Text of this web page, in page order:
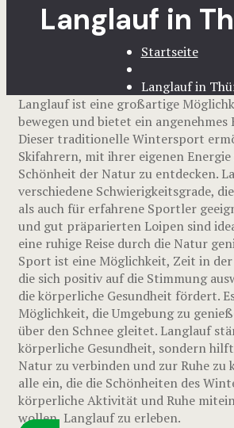
Langlauf in
Startseite
Langlauf in
Langlauf ist eine großartige
bewegen und bietet ein
Dieser traditionelle Wintersport
Skifahrern, mit ihrer eigenen
Schönheit der Natur zu entdecken.
verschiedene Schwierigkeitsgrade,
als auch für erfahrene Sportler
und gut präparierten Loipen sind
eine ruhige Reise durch die Natur
Sport ist eine Möglichkeit, Zeit in
die sich positiv auf die Stimmung
die körperliche Gesundheit fördert.
Möglichkeit, die Umgebung zu
über den Schnee gleitet. Langlauf
körperliche Gesundheit, sondern
Natur zu verbinden und zur Ruhe zu
alle ein, die die Schönheiten des
körperliche Aktivität und Ruhe
wollen, Langlauf zu erleben.